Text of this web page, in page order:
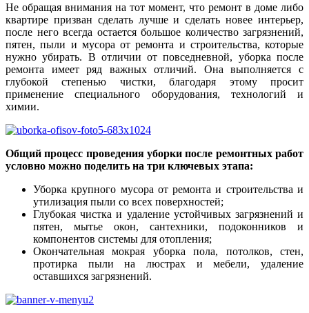
Не обращая внимания на тот момент, что ремонт в доме либо
квартире призван сделать лучше и сделать новее интерьер,
после него всегда остается большое количество загрязнений,
пятен, пыли и мусора от ремонта и строительства, которые
нужно убирать. В отличии от повседневной, уборка после
ремонта имеет ряд важных отличий. Она выполняется с
глубокой степенью чистки, благодаря этому просит
применение специального оборудования, технологий и
химии.
Общий процесс проведения уборки после ремонтных работ
условно можно поделить на три ключевых этапа:
Уборка крупного мусора от ремонта и строительства и
утилизация пыли со всех поверхностей;
Глубокая чистка и удаление устойчивых загрязнений и
пятен, мытье окон, сантехники, подоконников и
компонентов системы для отопления;
Окончательная мокрая уборка пола, потолков, стен,
протирка пыли на люстрах и мебели, удаление
оставшихся загрязнений.